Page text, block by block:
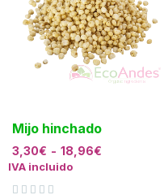
Mijo hinchado
3,30€ - 18,96€
IVA incluido